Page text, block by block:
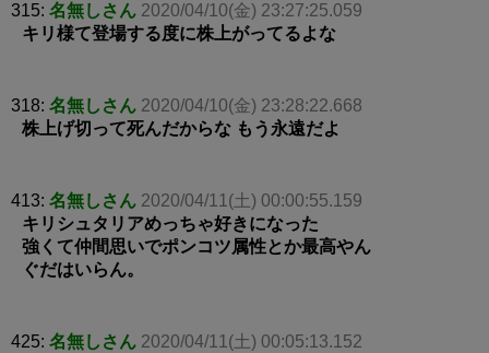
315: 名無しさん 2020/04/10(金) 23:27:25.059
キリ様て登場する度に株上がってるよな
318: 名無しさん 2020/04/10(金) 23:28:22.668
株上げ切って死んだからな もう永遠だよ
413: 名無しさん 2020/04/11(土) 00:00:55.159
キリシュタリアめっちゃ好きになった
強くて仲間思いでポンコツ属性とか最高やん
ぐだはいらん。
425: 名無しさん 2020/04/11(土) 00:05:13.152